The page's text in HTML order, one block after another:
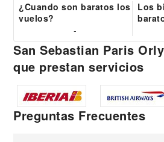
¿Cuando son baratos los
vuelos?
-
Los
San Sebastian Paris
que prestan servicios
Preguntas Frecuentes